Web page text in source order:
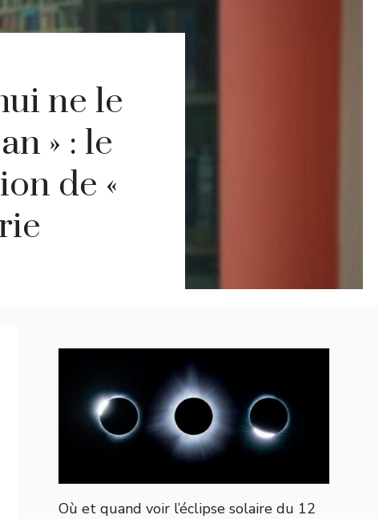
ne le
» : le
de «
Où et quand voir l’éclipse solaire du 12